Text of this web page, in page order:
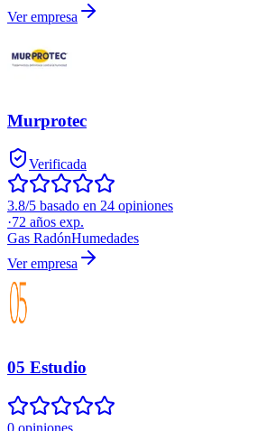
Ver empresa
Murprotec
Verificada
3.8/5 basado en 24 opiniones
·72 años exp.
Gas RadónHumedades
Ver empresa
05 Estudio
0 opiniones